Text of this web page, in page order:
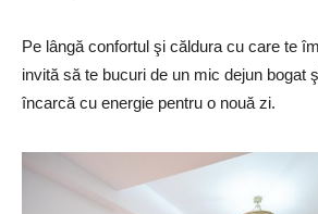
Pe lângă confortul şi căldura cu care te
invită să te bucuri de un mic dejun bogat
încarcă cu energie pentru o nouă zi.